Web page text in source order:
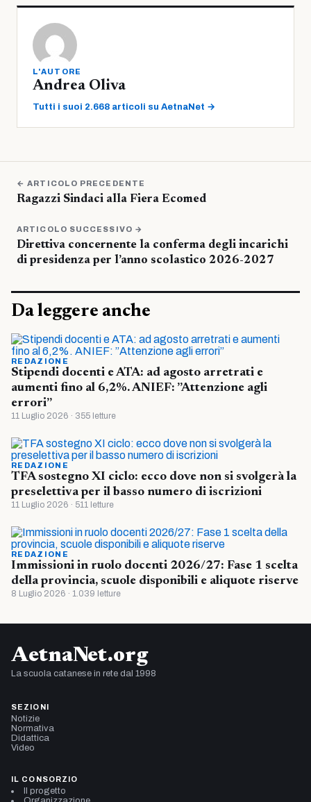
L'AUTORE
Andrea Oliva
Tutti i suoi 2.668 articoli su AetnaNet →
← ARTICOLO PRECEDENTE
Ragazzi Sindaci alla Fiera Ecomed
ARTICOLO SUCCESSIVO →
Direttiva concernente la conferma degli incarichi
di presidenza per l’anno scolastico 2026-2027
Da leggere anche
REDAZIONE
Stipendi docenti e ATA: ad agosto arretrati e
aumenti fino al 6,2%. ANIEF: ”Attenzione agli
errori”
11 Luglio 2026 · 355 letture
REDAZIONE
TFA sostegno XI ciclo: ecco dove non si svolgerà la
preselettiva per il basso numero di iscrizioni
11 Luglio 2026 · 511 letture
REDAZIONE
Immissioni in ruolo docenti 2026/27: Fase 1 scelta
della provincia, scuole disponibili e aliquote riserve
8 Luglio 2026 · 1.039 letture
AetnaNet.org
La scuola catanese in rete dal 1998
SEZIONI
Notizie
Normativa
Didattica
Video
IL CONSORZIO
Il progetto